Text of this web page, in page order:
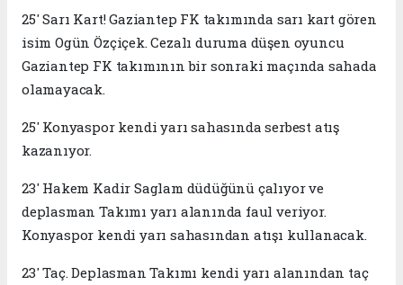
25' Sarı Kart! Gaziantep FK takımında sarı kart gören
isim Ogün Özçiçek. Cezalı duruma düşen oyuncu
Gaziantep FK takımının bir sonraki maçında sahada
olamayacak.
25' Konyaspor kendi yarı sahasında serbest atış
kazanıyor.
23' Hakem Kadir Saglam düdüğünü çalıyor ve
deplasman Takımı yarı alanında faul veriyor.
Konyaspor kendi yarı sahasından atışı kullanacak.
23' Taç. Deplasman Takımı kendi yarı alanından taç